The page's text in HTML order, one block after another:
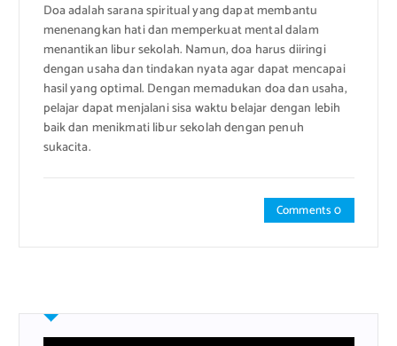
Doa adalah sarana spiritual yang dapat membantu
menenangkan hati dan memperkuat mental dalam
menantikan libur sekolah. Namun, doa harus diiringi
dengan usaha dan tindakan nyata agar dapat mencapai
hasil yang optimal. Dengan memadukan doa dan usaha,
pelajar dapat menjalani sisa waktu belajar dengan lebih
baik dan menikmati libur sekolah dengan penuh
sukacita.
Comments 0